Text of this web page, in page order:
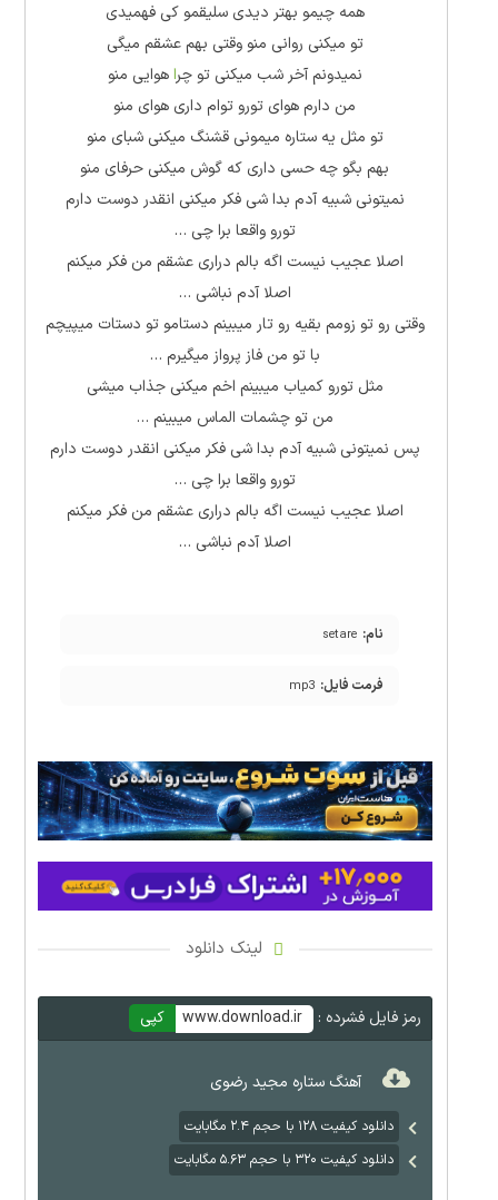
همه چیمو بهتر دیدی سلیقمو کی فهمیدی
تو میکنی روانی منو وقتی بهم عشقم میگی
نمیدونم آخر شب میکنی تو چراهوایی منو
من دارم هوای تورو توام داری هوای منو
تو مثل یه ستاره میمونی قشنگ میکنی شبای منو
بهم بگو چه حسی داری که گوش میکنی حرفای منو
نمیتونی شبیه آدم بدا شی فکر میکنی انقدر دوست دارم
تورو واقعا برا چی …
اصلا عجیب نیست اگه بالم دراری عشقم من فکر میکنم
اصلا آدم نباشی …
وقتی رو تو زومم بقیه رو تار میبینم دستامو تو دستات میپیچم
با تو من فاز پرواز میگیرم …
مثل تورو کمیاب میبینم اخم میکنی جذاب میشی
من تو چشمات الماس میبینم …
پس نمیتونی شبیه آدم بدا شی فکر میکنی انقدر دوست دارم
تورو واقعا برا چی …
اصلا عجیب نیست اگه بالم دراری عشقم من فکر میکنم
اصلا آدم نباشی …
نام: setare
فرمت فایل: mp3
لینک دانلود
رمز فایل فشرده : www.download.ir کپی
آهنگ ستاره مجید رضوی
دانلود کیفیت ۱۲۸ با حجم ۲.۴ مگابایت
دانلود کیفیت ۳۲۰ با حجم ۵.۶۳ مگابایت